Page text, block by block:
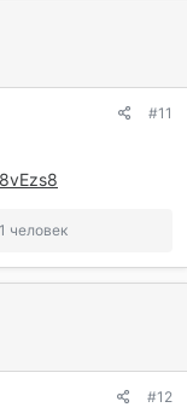
#11
человек
#12